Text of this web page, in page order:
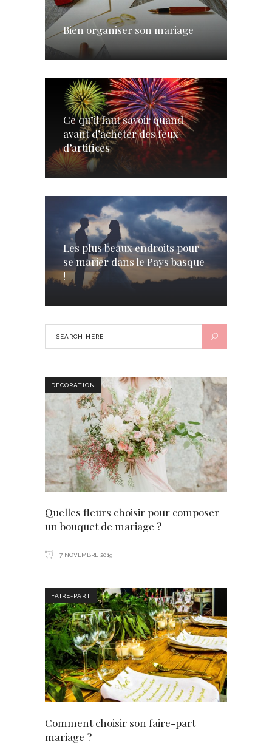
Bien organiser son mariage
Ce qu’il faut savoir quand
avant d’acheter des feux
d’artifices
Les plus beaux endroits pour
se marier dans le Pays basque
!
DÉCORATION
Quelles fleurs choisir pour composer
un bouquet de mariage ?
7 NOVEMBRE 2019
FAIRE-PART
Comment choisir son faire-part
mariage ?